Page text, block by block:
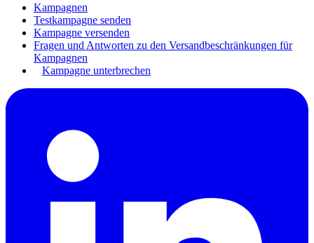
Kampagnen
Testkampagne senden
Kampagne versenden
Fragen und Antworten zu den Versandbeschränkungen für
Kampagnen
Kampagne unterbrechen